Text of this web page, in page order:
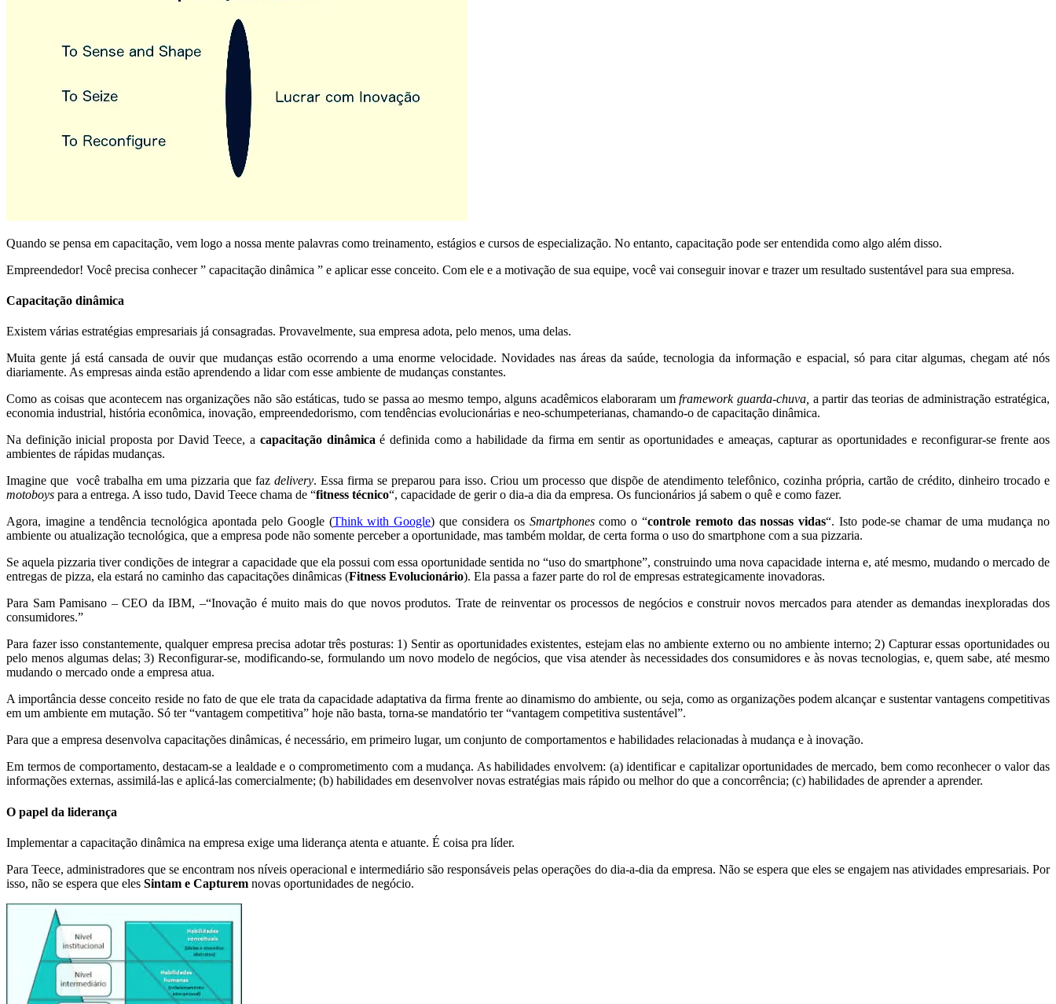
Quando se pensa em capacitação, vem logo a nossa mente palavras como treinamento, estágios e cursos de especialização. No entanto, capacitação pode ser entendida como algo além disso.
Empreendedor! Você precisa conhecer ” capacitação dinâmica ” e aplicar esse conceito. Com ele e a motivação de sua equipe, você vai conseguir inovar e trazer um resultado sustentável para sua empresa.
Capacitação dinâmica
Existem várias estratégias empresariais já consagradas. Provavelmente, sua empresa adota, pelo menos, uma delas.
Muita gente já está cansada de ouvir que mudanças estão ocorrendo a uma enorme velocidade. Novidades nas áreas da saúde, tecnologia da informação e espacial, só para citar algumas, chegam até nós
diariamente. As empresas ainda estão aprendendo a lidar com esse ambiente de mudanças constantes.
Como as coisas que acontecem nas organizações não são estáticas, tudo se passa ao mesmo tempo, alguns acadêmicos elaboraram umframework guarda-chuva, a partir das teorias de administração estratégica,
economia industrial, história econômica, inovação, empreendedorismo, com tendências evolucionárias e neo-schumpeterianas, chamando-o de capacitação dinâmica.
Na definição inicial proposta por David Teece, a capacitação dinâmica é definida como a habilidade da firma em sentir as oportunidades e ameaças, capturar as oportunidades e reconfigurar-se frente aos
ambientes de rápidas mudanças.
Imagine que você trabalha em uma pizzaria que faz delivery. Essa firma se preparou para isso. Criou um processo que dispõe de atendimento telefônico, cozinha própria, cartão de crédito, dinheiro trocado e
motoboys para a entrega. A isso tudo, David Teece chama de “fitness técnico“, capacidade de gerir o dia-a dia da empresa. Os funcionários já sabem o quê e como fazer.
Agora, imagine a tendência tecnológica apontada pelo Google (Think with Google) que considera os Smartphonescomo o “controle remoto das nossas vidas“. Isto pode-se chamar de uma mudança no
ambiente ou atualização tecnológica, que a empresa pode não somente perceber a oportunidade, mas também moldar, de certa forma o uso do smartphone com a sua pizzaria.
Se aquela pizzaria tiver condições de integrar a capacidade que ela possui com essa oportunidade sentida no “uso do smartphone”, construindo uma nova capacidade interna e, até mesmo, mudando o mercado de
entregas de pizza, ela estará no caminho das capacitações dinâmicas (Fitness Evolucionário). Ela passa a fazer parte do rol de empresas estrategicamente inovadoras.
Para Sam Pamisano – CEO da IBM, –“Inovação é muito mais do que novos produtos. Trate de reinventar os processos de negócios e construir novos mercados para atender as demandas inexploradas dos
consumidores.”
Para fazer isso constantemente, qualquer empresa precisa adotar três posturas: 1) Sentir as oportunidades existentes, estejam elas no ambiente externo ou no ambiente interno; 2) Capturar essas oportunidades ou
pelo menos algumas delas; 3) Reconfigurar-se, modificando-se, formulando um novo modelo de negócios, que visa atender às necessidades dos consumidores e às novas tecnologias, e, quem sabe, até mesmo
mudando o mercado onde a empresa atua.
A importância desse conceito reside no fato de que ele trata da capacidade adaptativa da firma frente ao dinamismo do ambiente, ou seja, como as organizações podem alcançar e sustentar vantagens competitivas
em um ambiente em mutação. Só ter “vantagem competitiva” hoje não basta, torna-se mandatório ter “vantagem competitiva sustentável”.
Para que a empresa desenvolva capacitações dinâmicas, é necessário, em primeiro lugar, um conjunto de comportamentos e habilidades relacionadas à mudança e à inovação.
Em termos de comportamento, destacam-se a lealdade e o comprometimento com a mudança. As habilidades envolvem: (a) identificar e capitalizar oportunidades de mercado, bem como reconhecer o valor das
informações externas, assimilá-las e aplicá-las comercialmente; (b) habilidades em desenvolver novas estratégias mais rápido ou melhor do que a concorrência; (c) habilidades de aprender a aprender.
O papel da liderança
Implementar a capacitação dinâmica na empresa exige uma liderança atenta e atuante. É coisa pra líder.
Para Teece, administradores que se encontram nos níveis operacional e intermediário são responsáveis pelas operações do dia-a-dia da empresa. Não se espera que eles se engajem nas atividades empresariais. Por
isso, não se espera que eles Sintam e Capturem novas oportunidades de negócio.